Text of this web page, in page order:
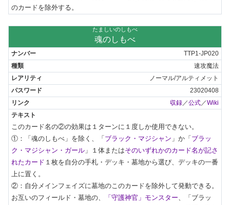
のカードを除外する。
たましいのしもべ
魂のしもべ
TTP1-JP020
速攻魔法
ノーマル/アルティメット
23020408
収録／公式／Wiki
このカード名の②の効果は１ターンに１度しか使用できない。
①：「魂のしもべ」を除く、「 ブラック・マジシャン 」か「 ブラッ
ク・マジシャン・ガール 」１体またはそのいずれかのカード名が記さ
れたカード １枚を自分の手札・デッキ・墓地から選び、デッキの一番
上に置く。
②：自分メインフェイズに墓地のこのカードを除外して発動できる。
お互いのフィールド・墓地の、
「守護神官」モンスター、「ブラッ